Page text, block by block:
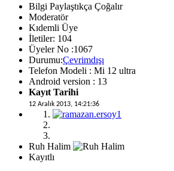
Bilgi Paylaştıkça Çoğalır
Moderatör
Kıdemli Üye
İletiler: 104
Üyeler No :1067
Durumu:Çevrimdışı
Telefon Modeli : Mi 12 ultra
Android version : 13
Kayıt Tarihi
12 Aralık 2013, 14:21:36
Ruh Halim
Kayıtlı